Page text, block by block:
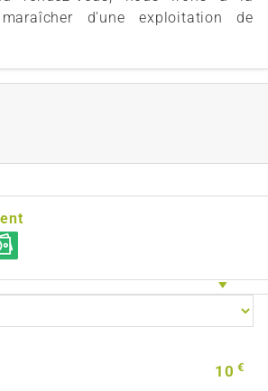
d'une exploitation de
10 €